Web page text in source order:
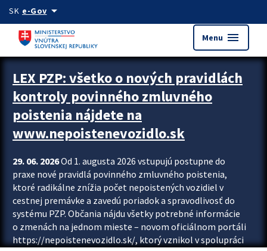
Preskocit na hlavný obsah
SK e-Govarrow_drop_down
Menu menu
Zastavit automatický posun upútavok
LEX PZP: všetko o nových pravidlách
kontroly povinného zmluvného
poistenia nájdete na
www.nepoistenevozidlo.sk
29. 06. 2026Od 1. augusta 2026 vstupujú postupne do
praxe nové pravidlá povinného zmluvného poistenia,
ktoré radikálne znížia počet nepoistených vozidiel v
cestnej premávke a zavedú poriadok a spravodlivosť do
systému PZP. Občania nájdu všetky potrebné informácie
o zmenách na jednom mieste – novom oficiálnom portáli
https://nepoistenevozidlo.sk/, ktorý vznikol v spolupráci